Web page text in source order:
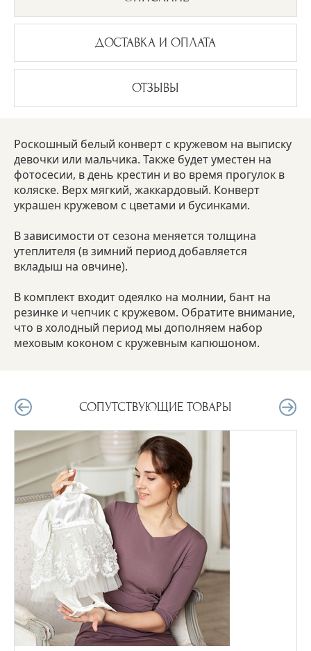
ДОСТАВКА И ОПЛАТА
ОТЗЫВЫ
Роскошный белый конверт с кружевом на выписку
девочки или мальчика. Также будет уместен на
фотосесии, в день крестин и во время прогулок в
коляске. Верх мягкий, жаккардовый. Конверт
украшен кружевом с цветами и бусинками.
В зависимости от сезона меняется толщина
утеплителя (в зимний период добавляется
вкладыш на овчине).
В комплект входит одеялко на молнии, бант на
резинке и чепчик с кружевом. Обратите внимание,
что в холодный период мы дополняем набор
меховым коконом с кружевным капюшоном.
СОПУТСТВУЮЩИЕ ТОВАРЫ